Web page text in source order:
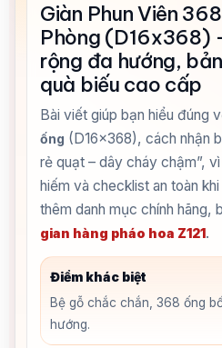
Giàn Phun Viên
Phòng (D16x368)
rộng đa hướng,
quà biếu cao cấp
Bài viết giúp bạn hiểu đúng
ống (D16x368), cách nhận
rẻ quạt – dây cháy chậm”,
hiếm và checklist an toàn
thêm danh mục chính hãng,
gian hàng pháo hoa Z121.
Điểm khác biệt
Bệ gỗ chắc chắn, 368 ống
hướng.